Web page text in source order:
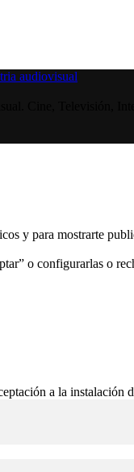
y para mostrarte
o configurarlas o
a la instalación